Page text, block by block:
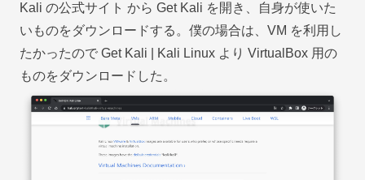
Kali の公式サイト から Get Kali を開き、自身が使いた
いものをダウンロードする。僕の場合は、VM を利用し
たかったので Get Kali | Kali Linux より VirtualBox 用の
ものをダウンロードした。